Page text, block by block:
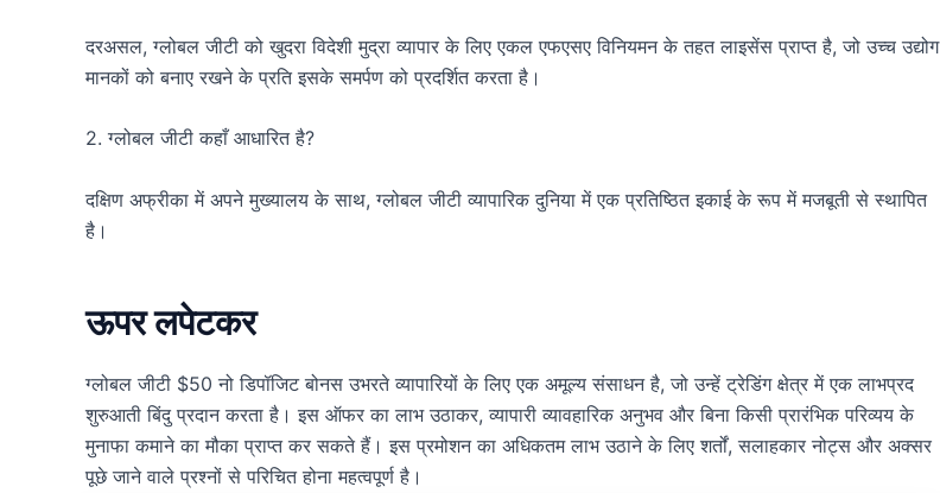
दरअसल, ग्लोबल जीटी को खुदरा विदेशी मुद्रा व्यापार के लिए एकल एफएसए विनियमन के तहत लाइसेंस प्राप्त है, जो उच्च उद्योग
मानकों को बनाए रखने के प्रति इसके समर्पण को प्रदर्शित करता है।
2. ग्लोबल जीटी कहाँ आधारित है?
दक्षिण अफ्रीका में अपने मुख्यालय के साथ, ग्लोबल जीटी व्यापारिक दुनिया में एक प्रतिष्ठित इकाई के रूप में मजबूती से स्थापित
है।
ऊपर लपेटकर
ग्लोबल जीटी $50 नो डिपॉजिट बोनस उभरते व्यापारियों के लिए एक अमूल्य संसाधन है, जो उन्हें ट्रेडिंग क्षेत्र में एक लाभप्रद
शुरुआती बिंदु प्रदान करता है। इस ऑफर का लाभ उठाकर, व्यापारी व्यावहारिक अनुभव और बिना किसी प्रारंभिक परिव्यय के
मुनाफा कमाने का मौका प्राप्त कर सकते हैं। इस प्रमोशन का अधिकतम लाभ उठाने के लिए शर्तों, सलाहकार नोट्स और अक्सर
पूछे जाने वाले प्रश्नों से परिचित होना महत्वपूर्ण है।